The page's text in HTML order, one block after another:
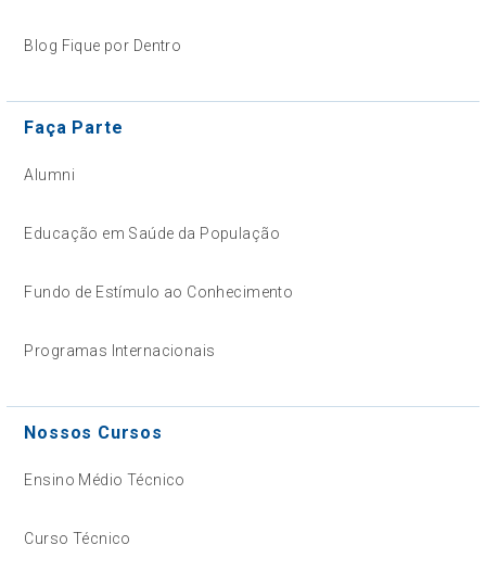
Blog Fique por Dentro
Faça Parte
Alumni
Educação em Saúde da População
Fundo de Estímulo ao Conhecimento
Programas Internacionais
Nossos Cursos
Ensino Médio Técnico
Curso Técnico